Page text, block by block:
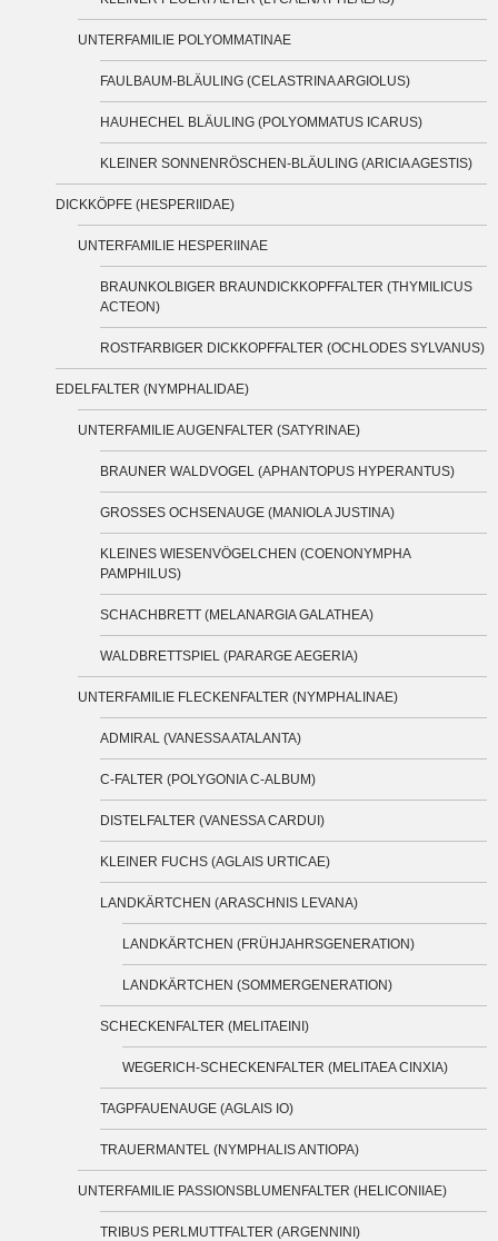
UNTERFAMILIE POLYOMMATINAE
FAULBAUM-BLÄULING (CELASTRINA ARGIOLUS)
HAUHECHEL BLÄULING (POLYOMMATUS ICARUS)
KLEINER SONNENRÖSCHEN-BLÄULING (ARICIA AGESTIS)
DICKKÖPFE (HESPERIIDAE)
UNTERFAMILIE HESPERIINAE
BRAUNKOLBIGER BRAUNDICKKOPFFALTER (THYMILICUS
ACTEON)
ROSTFARBIGER DICKKOPFFALTER (OCHLODES SYLVANUS)
EDELFALTER (NYMPHALIDAE)
UNTERFAMILIE AUGENFALTER (SATYRINAE)
BRAUNER WALDVOGEL (APHANTOPUS HYPERANTUS)
GROSSES OCHSENAUGE (MANIOLA JUSTINA)
KLEINES WIESENVÖGELCHEN (COENONYMPHA
PAMPHILUS)
SCHACHBRETT (MELANARGIA GALATHEA)
WALDBRETTSPIEL (PARARGE AEGERIA)
UNTERFAMILIE FLECKENFALTER (NYMPHALINAE)
ADMIRAL (VANESSA ATALANTA)
C-FALTER (POLYGONIA C-ALBUM)
DISTELFALTER (VANESSA CARDUI)
KLEINER FUCHS (AGLAIS URTICAE)
LANDKÄRTCHEN (ARASCHNIS LEVANA)
LANDKÄRTCHEN (FRÜHJAHRSGENERATION)
LANDKÄRTCHEN (SOMMERGENERATION)
SCHECKENFALTER (MELITAEINI)
WEGERICH-SCHECKENFALTER (MELITAEA CINXIA)
TAGPFAUENAUGE (AGLAIS IO)
TRAUERMANTEL (NYMPHALIS ANTIOPA)
UNTERFAMILIE PASSIONSBLUMENFALTER (HELICONIIAE)
TRIBUS PERLMUTTFALTER (ARGENNINI)